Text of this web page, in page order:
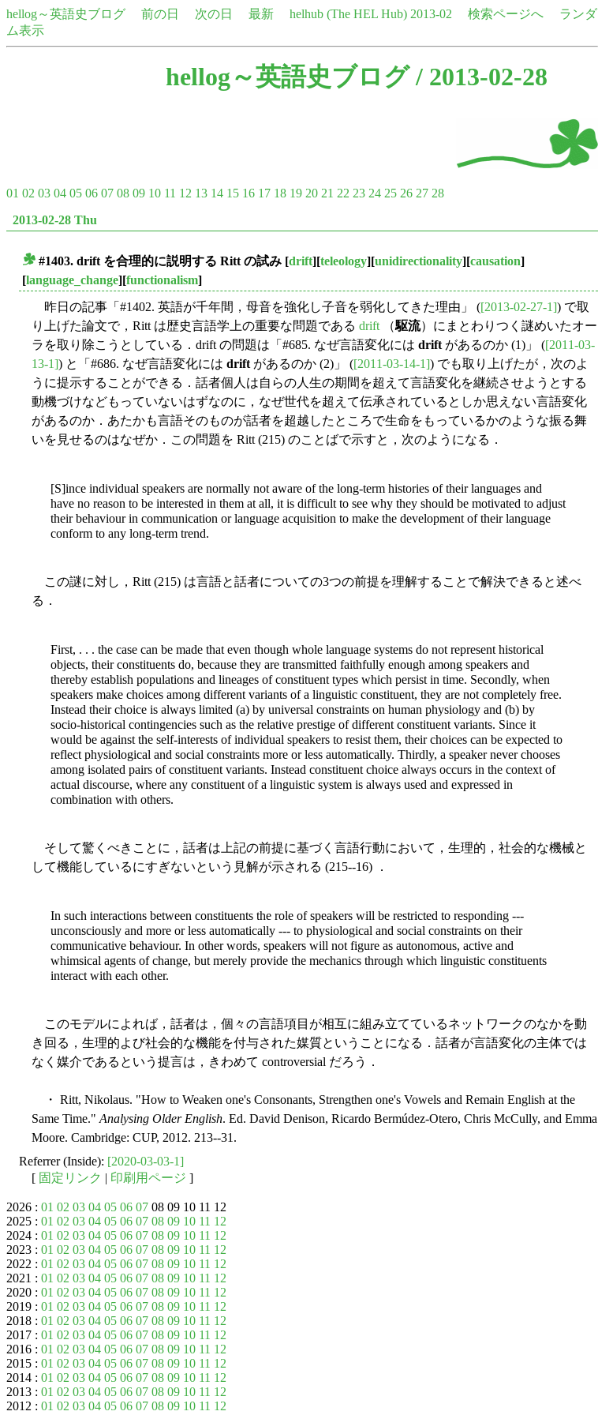
hellog～英語史ブログ 前の日 次の日 最新 helhub (The HEL Hub) 2013-02 検索ページへ
ランダ
ム表示
hellog～英語史ブログ/ 2013-02-28
01 02 03 04 05 06 07 08 09 10 11 12 13 14 15 16 17 18 19 20 21 22 23 24 25 26 27 28
2013-02-28 Thu
#1403. drift を合理的に説明する Ritt の試み [drift][teleology][unidirectionality][causation]
[language_change][functionalism]
昨日の記事「#1402. 英語が千年間，母音を強化し子音を弱化してきた理由」 ([2013-02-27-1]) で取
り上げた論文で，Ritt は歴史言語学上の重要な問題である drift （駆流）にまとわりつく謎めいたオー
ラを取り除こうとしている．drift の問題は「#685. なぜ言語変化には drift があるのか (1)」 ([2011-03-
13-1]) と「#686. なぜ言語変化には drift があるのか (2)」 ([2011-03-14-1]) でも取り上げたが，次のよ
うに提示することができる．話者個人は自らの人生の期間を超えて言語変化を継続させようとする
動機づけなどもっていないはずなのに，なぜ世代を超えて伝承されているとしか思えない言語変化
があるのか．あたかも言語そのものが話者を超越したところで生命をもっているかのような振る舞
いを見せるのはなぜか．この問題を Ritt (215) のことばで示すと，次のようになる．
[S]ince individual speakers are normally not aware of the long-term histories of their languages and
have no reason to be interested in them at all, it is difficult to see why they should be motivated to adjust
their behaviour in communication or language acquisition to make the development of their language
conform to any long-term trend.
この謎に対し，Ritt (215) は言語と話者についての3つの前提を理解することで解決できると述べ
る．
First, . . . the case can be made that even though whole language systems do not represent historical
objects, their constituents do, because they are transmitted faithfully enough among speakers and
thereby establish populations and lineages of constituent types which persist in time. Secondly, when
speakers make choices among different variants of a linguistic constituent, they are not completely free.
Instead their choice is always limited (a) by universal constraints on human physiology and (b) by
socio-historical contingencies such as the relative prestige of different constituent variants. Since it
would be against the self-interests of individual speakers to resist them, their choices can be expected to
reflect physiological and social constraints more or less automatically. Thirdly, a speaker never chooses
among isolated pairs of constituent variants. Instead constituent choice always occurs in the context of
actual discourse, where any constituent of a linguistic system is always used and expressed in
combination with others.
そして驚くべきことに，話者は上記の前提に基づく言語行動において，生理的，社会的な機械と
して機能しているにすぎないという見解が示される (215--16) ．
In such interactions between constituents the role of speakers will be restricted to responding ---
unconsciously and more or less automatically --- to physiological and social constraints on their
communicative behaviour. In other words, speakers will not figure as autonomous, active and
whimsical agents of change, but merely provide the mechanics through which linguistic constituents
interact with each other.
このモデルによれば，話者は，個々の言語項目が相互に組み立てているネットワークのなかを動
き回る，生理的よび社会的な機能を付与された媒質ということになる．話者が言語変化の主体では
なく媒介であるという提言は，きわめて controversial だろう．
・ Ritt, Nikolaus. "How to Weaken one's Consonants, Strengthen one's Vowels and Remain English at the
Same Time." Analysing Older English. Ed. David Denison, Ricardo Bermúdez-Otero, Chris McCully, and Emma
Moore. Cambridge: CUP, 2012. 213--31.
Referrer (Inside): [2020-03-03-1]
[ 固定リンク | 印刷用ページ ]
2026 : 01 02 03 04 05 06 07 08 09 10 11 12
2025 : 01 02 03 04 05 06 07 08 09 10 11 12
2024 : 01 02 03 04 05 06 07 08 09 10 11 12
2023 : 01 02 03 04 05 06 07 08 09 10 11 12
2022 : 01 02 03 04 05 06 07 08 09 10 11 12
2021 : 01 02 03 04 05 06 07 08 09 10 11 12
2020 : 01 02 03 04 05 06 07 08 09 10 11 12
2019 : 01 02 03 04 05 06 07 08 09 10 11 12
2018 : 01 02 03 04 05 06 07 08 09 10 11 12
2017 : 01 02 03 04 05 06 07 08 09 10 11 12
2016 : 01 02 03 04 05 06 07 08 09 10 11 12
2015 : 01 02 03 04 05 06 07 08 09 10 11 12
2014 : 01 02 03 04 05 06 07 08 09 10 11 12
2013 : 01 02 03 04 05 06 07 08 09 10 11 12
2012 : 01 02 03 04 05 06 07 08 09 10 11 12